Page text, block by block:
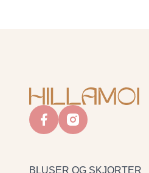
facebookinstagram
BLUSER OG SKJORTER